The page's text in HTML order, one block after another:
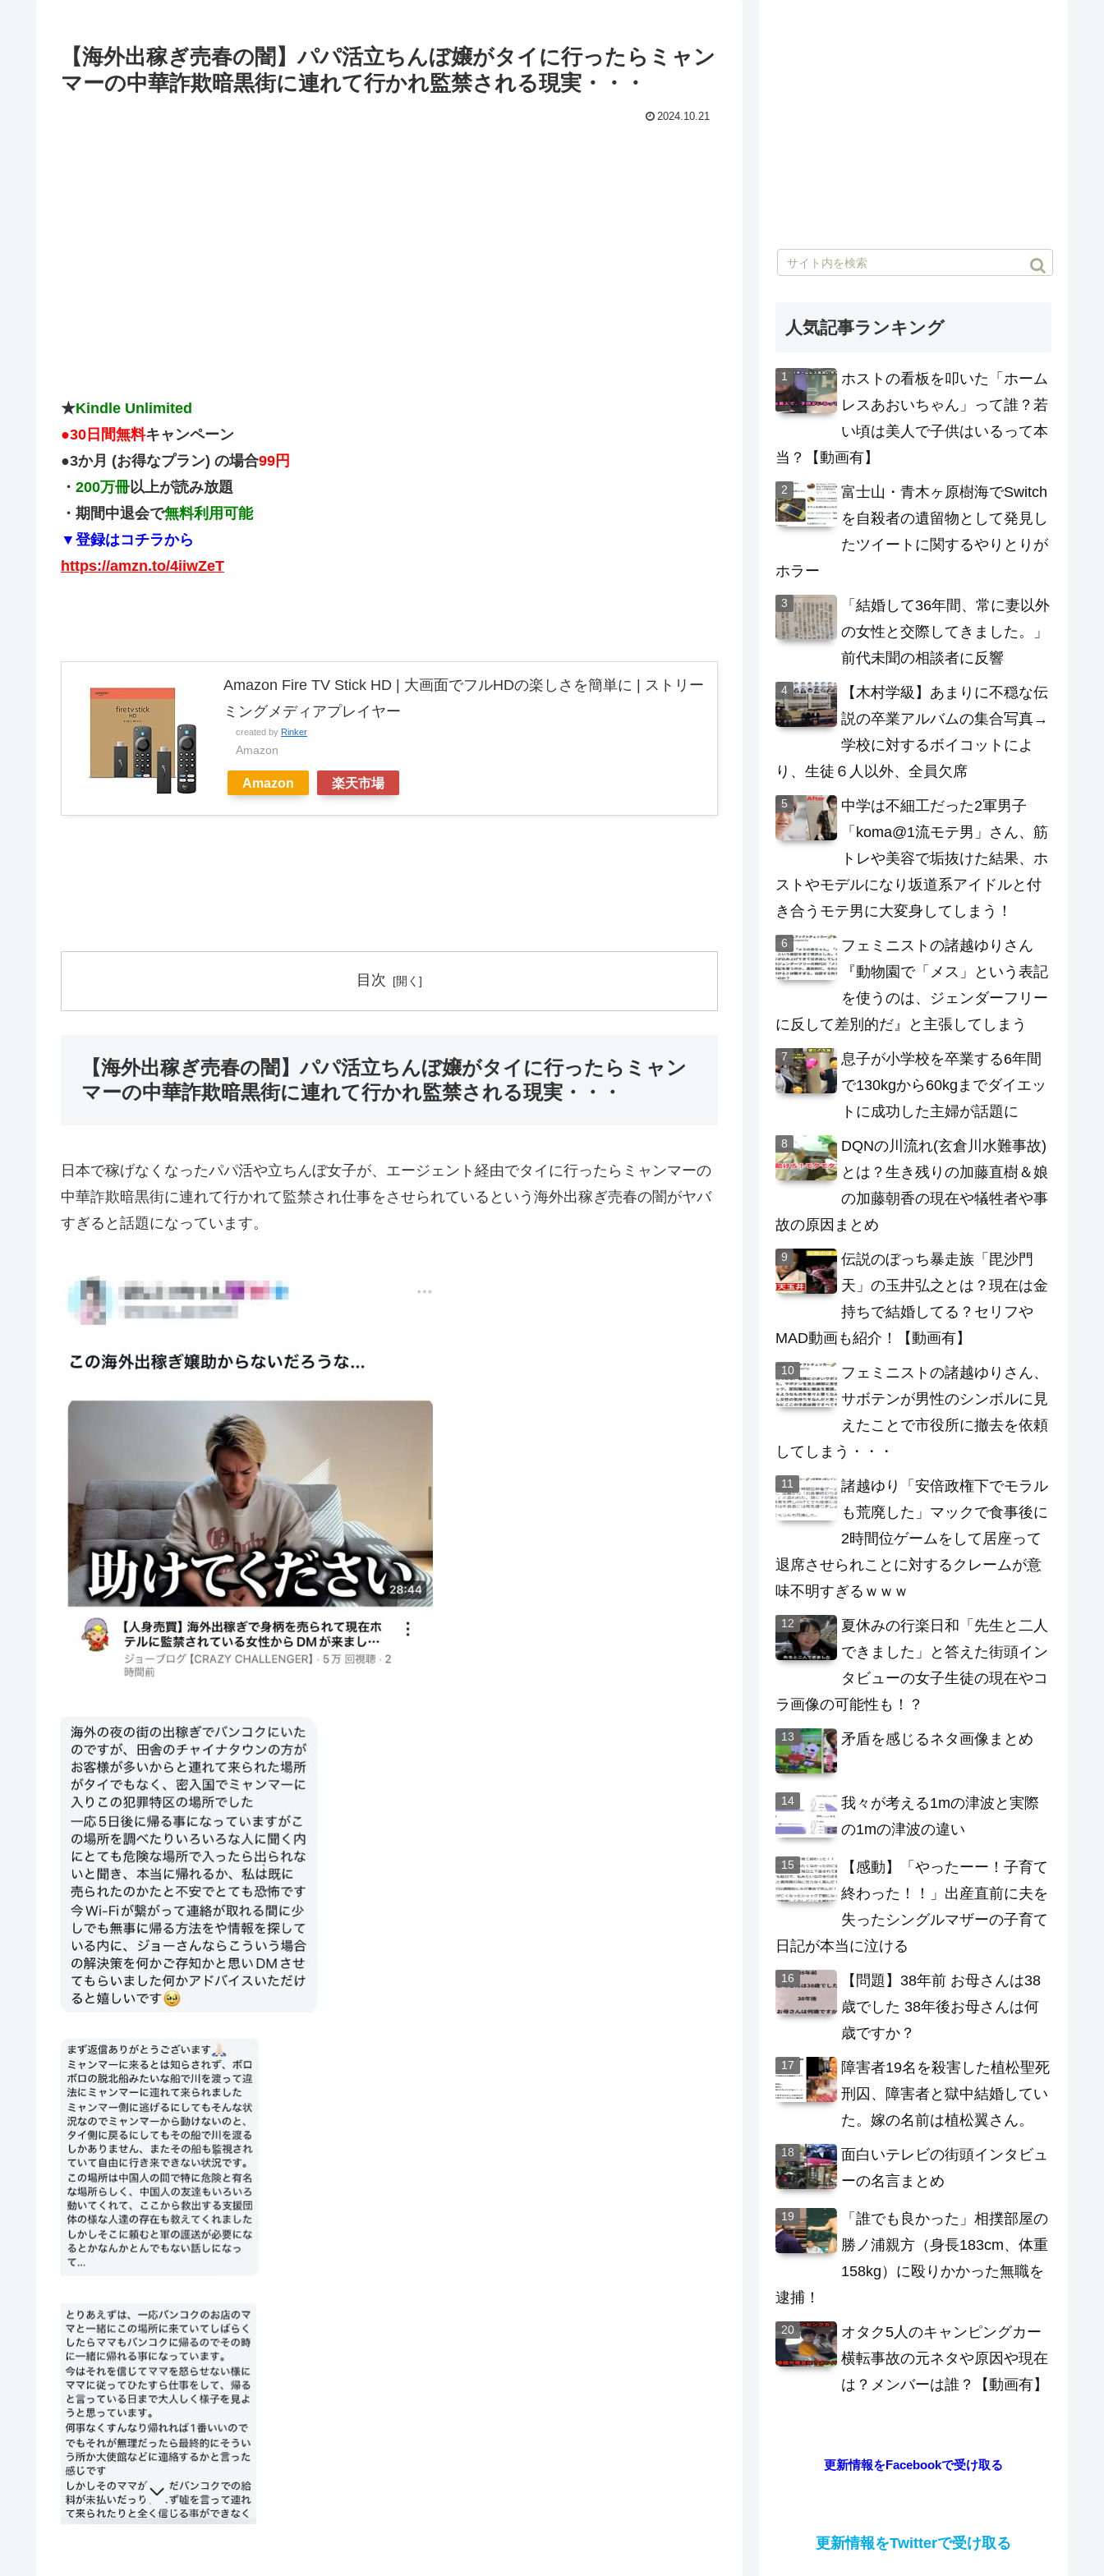
【海外出稼ぎ売春の闇】パパ活立ちんぼ嬢がタイに行ったらミャン
マーの中華詐欺暗黒街に連れて行かれ監禁される現実・・・
2024.10.21
★Kindle Unlimited
●30日間無料キャンペーン
●3か月 (お得なプラン) の場合99円
・ 200万冊以上が読み放題
・期間中退会で無料利用可能
▼登録はコチラから
https://amzn.to/4iiwZeT
Amazon Fire TV Stick HD | 大画面でフルHDの楽しさを簡単に | ストリー
ミングメディアプレイヤー
created by Rinker
Amazon
Amazon 楽天市場
目次
【海外出稼ぎ売春の闇】パパ活立ちんぼ嬢がタイに行ったらミャン
マーの中華詐欺暗黒街に連れて行かれ監禁される現実・・・
日本で稼げなくなったパパ活や立ちんぼ女子が、エージェント経由でタイに行ったらミャンマーの
中華詐欺暗黒街に連れて行かれて監禁され仕事をさせられているという海外出稼ぎ売春の闇がヤバ
すぎると話題になっています。
人気記事ランキング
ホストの看板を叩いた「ホーム
レスあおいちゃん」って誰？若
い頃は美人で子供はいるって本
当？【動画有】
富士山・青木ヶ原樹海でSwitch
を自殺者の遺留物として発見し
たツイートに関するやりとりが
ホラー
「結婚して36年間、常に妻以外
の女性と交際してきました。」
前代未聞の相談者に反響
【木村学級】あまりに不穏な伝
説の卒業アルバムの集合写真→
学校に対するボイコットによ
り、生徒６人以外、全員欠席
中学は不細工だった2軍男子
「koma@1流モテ男」さん、筋
トレや美容で垢抜けた結果、ホ
ストやモデルになり坂道系アイドルと付
き合うモテ男に大変身してしまう！
フェミニストの諸越ゆりさん
『動物園で「メス」という表記
を使うのは、ジェンダーフリー
に反して差別的だ』と主張してしまう
息子が小学校を卒業する6年間
で130kgから60kgまでダイエッ
トに成功した主婦が話題に
DQNの川流れ(玄倉川水難事故)
とは？生き残りの加藤直樹＆娘
の加藤朝香の現在や犠牲者や事
故の原因まとめ
伝説のぼっち暴走族「毘沙門
天」の玉井弘之とは？現在は金
持ちで結婚してる？セリフや
MAD動画も紹介！【動画有】
フェミニストの諸越ゆりさん、
サボテンが男性のシンボルに見
えたことで市役所に撤去を依頼
してしまう・・・
諸越ゆり「安倍政権下でモラル
も荒廃した」マックで食事後に
2時間位ゲームをして居座って
退席させられことに対するクレームが意
味不明すぎるｗｗｗ
夏休みの行楽日和「先生と二人
できました」と答えた街頭イン
タビューの女子生徒の現在やコ
ラ画像の可能性も！？
矛盾を感じるネタ画像まとめ
我々が考える1mの津波と実際
の1mの津波の違い
【感動】「やったーー！子育て
終わった！！」出産直前に夫を
失ったシングルマザーの子育て
日記が本当に泣ける
【問題】38年前 お母さんは38
歳でした 38年後お母さんは何
歳ですか？
障害者19名を殺害した植松聖死
刑囚、障害者と獄中結婚してい
た。嫁の名前は植松翼さん。
面白いテレビの街頭インタビュ
ーの名言まとめ
「誰でも良かった」相撲部屋の
勝ノ浦親方（身長183cm、体重
158kg）に殴りかかった無職を
逮捕！
オタク5人のキャンピングカー
横転事故の元ネタや原因や現在
は？メンバーは誰？【動画有】
更新情報をFacebookで受け取る
更新情報をTwitterで受け取る